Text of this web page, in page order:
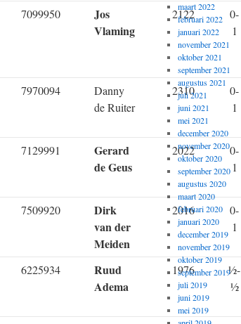
7099950
Jos
Vlaming
2122
0-
1
7970094
Danny
de Ruiter
2310
0-
1
7129991
Gerard
de Geus
2022
0-
1
7509920
Dirk
van der
Meiden
2016
0-
1
6225934
Ruud
Adema
1976
½-
½
maart 2022
februari 2022
januari 2022
november 2021
oktober 2021
september 2021
augustus 2021
juli 2021
juni 2021
mei 2021
december 2020
november 2020
oktober 2020
september 2020
augustus 2020
maart 2020
februari 2020
januari 2020
december 2019
november 2019
oktober 2019
september 2019
juli 2019
juni 2019
mei 2019